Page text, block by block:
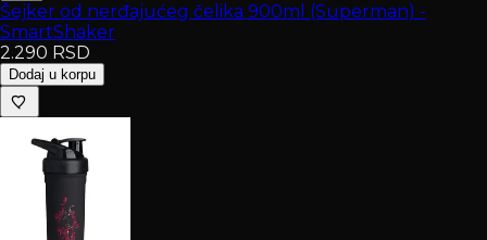
Šejker od nerđajućeg čelika 900ml (Superman) -
SmartShaker
2.290 RSD
Dodaj u korpu